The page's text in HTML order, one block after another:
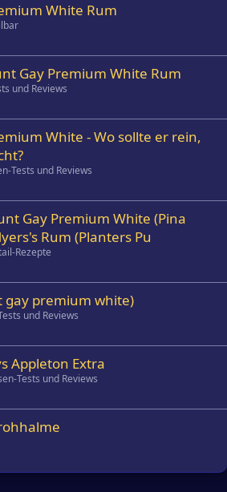
White Rum
Gay Premium White Rum
und Reviews
White - Wo sollte er rein,
Tests und Reviews
Gay Premium White (Pina
Rum (Planters Pu
Rezepte
gay premium white)
und Reviews
Appleton Extra
Tests und Reviews